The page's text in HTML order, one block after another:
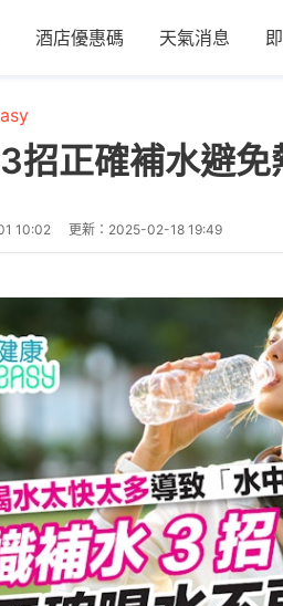
酒店優惠碼 天氣消息
招正確補水避
10:02 更新： 2025-02-18 19:49